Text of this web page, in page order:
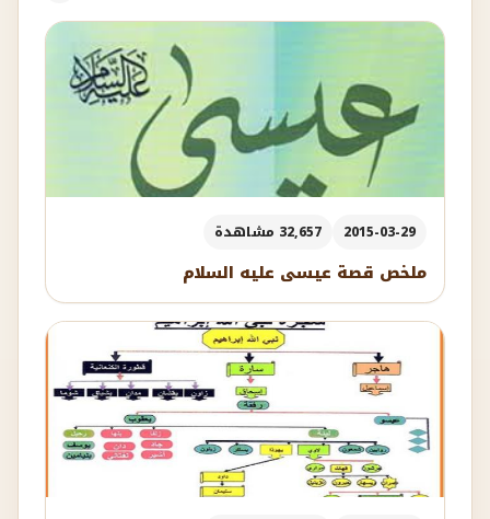
2015-03-29 32,657 مشاهدة
ملخص قصة عيسى عليه السلام